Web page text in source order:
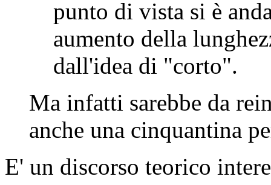
punto di vista si è
aumento della
dall'idea di "corto".
Ma infatti sarebbe da
anche una cinquantina
E' un discorso teorico